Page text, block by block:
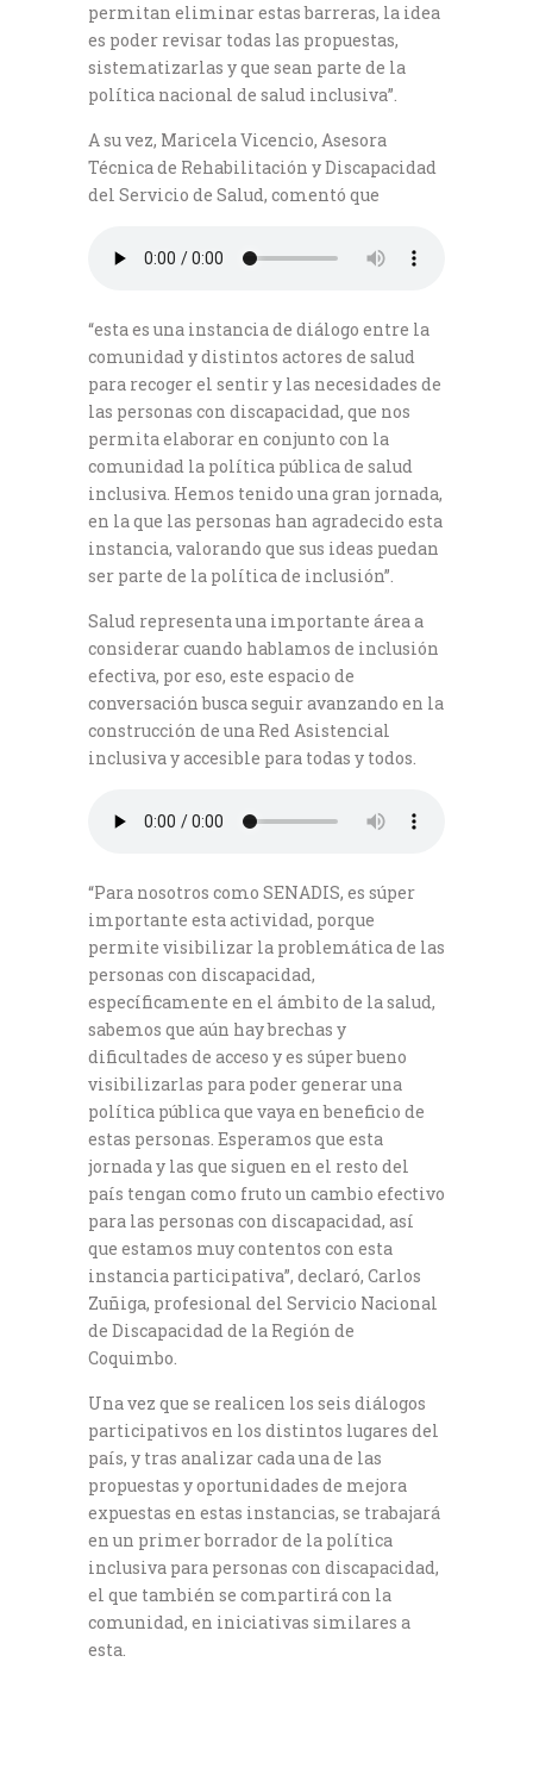
permitan eliminar estas barreras, la idea
es poder revisar todas las propuestas,
sistematizarlas y que sean parte de la
política nacional de salud inclusiva”.
A su vez, Maricela Vicencio, Asesora
Técnica de Rehabilitación y Discapacidad
del Servicio de Salud, comentó que
“esta es una instancia de diálogo entre la
comunidad y distintos actores de salud
para recoger el sentir y las necesidades de
las personas con discapacidad, que nos
permita elaborar en conjunto con la
comunidad la política pública de salud
inclusiva. Hemos tenido una gran jornada,
en la que las personas han agradecido esta
instancia, valorando que sus ideas puedan
ser parte de la política de inclusión”.
Salud representa una importante área a
considerar cuando hablamos de inclusión
efectiva, por eso, este espacio de
conversación busca seguir avanzando en la
construcción de una Red Asistencial
inclusiva y accesible para todas y todos.
“Para nosotros como SENADIS, es súper
importante esta actividad, porque
permite visibilizar la problemática de las
personas con discapacidad,
específicamente en el ámbito de la salud,
sabemos que aún hay brechas y
dificultades de acceso y es súper bueno
visibilizarlas para poder generar una
política pública que vaya en beneficio de
estas personas. Esperamos que esta
jornada y las que siguen en el resto del
país tengan como fruto un cambio efectivo
para las personas con discapacidad, así
que estamos muy contentos con esta
instancia participativa”, declaró, Carlos
Zuñiga, profesional del Servicio Nacional
de Discapacidad de la Región de
Coquimbo.
Una vez que se realicen los seis diálogos
participativos en los distintos lugares del
país, y tras analizar cada una de las
propuestas y oportunidades de mejora
expuestas en estas instancias, se trabajará
en un primer borrador de la política
inclusiva para personas con discapacidad,
el que también se compartirá con la
comunidad, en iniciativas similares a
esta.